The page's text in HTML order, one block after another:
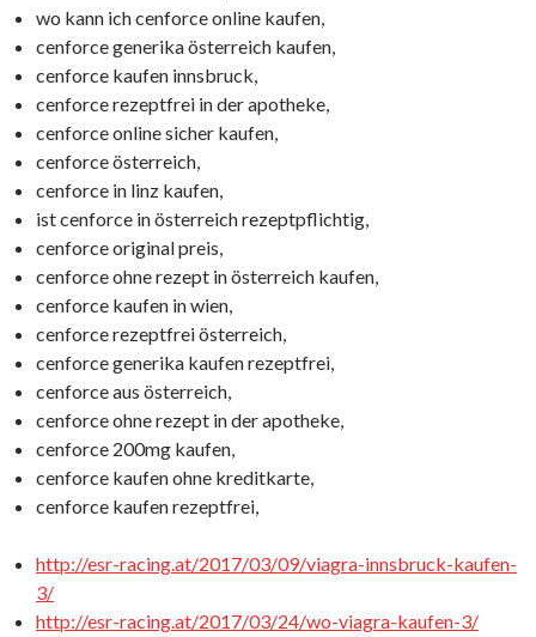
wo kann ich cenforce online kaufen,
cenforce generika österreich kaufen,
cenforce kaufen innsbruck,
cenforce rezeptfrei in der apotheke,
cenforce online sicher kaufen,
cenforce österreich,
cenforce in linz kaufen,
ist cenforce in österreich rezeptpflichtig,
cenforce original preis,
cenforce ohne rezept in österreich kaufen,
cenforce kaufen in wien,
cenforce rezeptfrei österreich,
cenforce generika kaufen rezeptfrei,
cenforce aus österreich,
cenforce ohne rezept in der apotheke,
cenforce 200mg kaufen,
cenforce kaufen ohne kreditkarte,
cenforce kaufen rezeptfrei,
http://esr-racing.at/2017/03/09/viagra-innsbruck-kaufen-
3/
http://esr-racing.at/2017/03/24/wo-viagra-kaufen-3/